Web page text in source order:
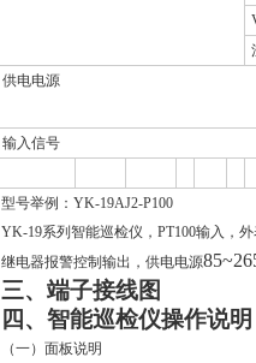
供电电源
输入信号
型号举例：YK-19AJ2-P100
YK-19系列智能巡检仪，PT100输入，
继电器报警控制输出，供电电源
三、端子接线图
四、智能巡检仪操作说明
（一）面板说明